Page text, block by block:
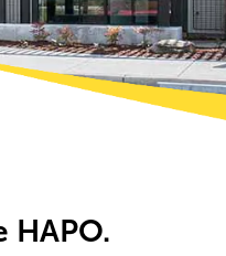
HAPO.